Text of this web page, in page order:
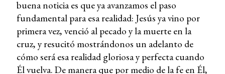
buena noticia es que ya avanzamos el paso
fundamental para esa realidad: Jesús ya vino por
primera vez, venció al pecado y la muerte en la
cruz, y resucitó mostrándonos un adelanto de
cómo será esa realidad gloriosa y perfecta cuando
Él vuelva. De manera que por medio de la fe en Él,